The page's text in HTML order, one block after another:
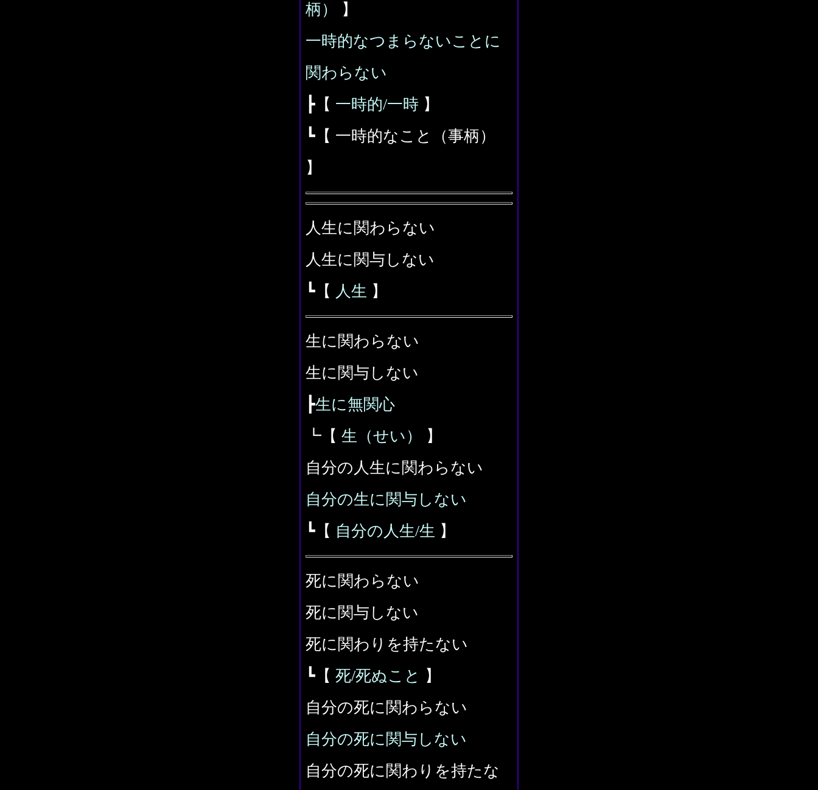
柄）
】
一時的なつまらないことに
関わらない
┣【 一時的/一時 】
┗【 一時的なこと（事柄）
】
人生に関わらない
人生に関与しない
┗【 人生 】
生に関わらない
生に関与しない
┣生に無関心
┗【 生（せい）
】
自分の人生に関わらない
自分の生に関与しない
┗【 自分の人生/生 】
死に関わらない
死に関与しない
死に関わりを持たない
┗【 死/死ぬこと
】
自分の死に関わらない
自分の死に関与しない
自分の死に関わりを持たな